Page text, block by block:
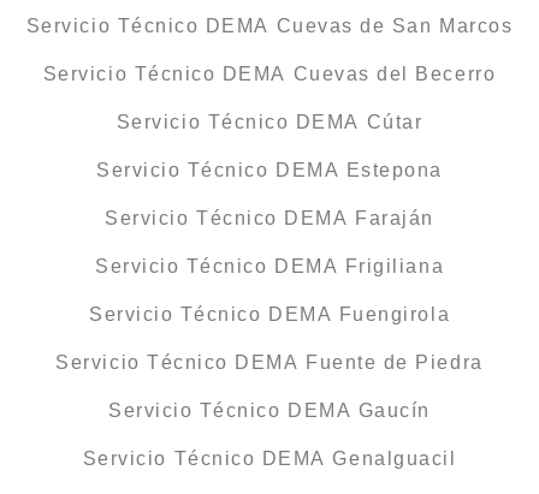
Servicio Técnico DEMA Cuevas de San Marcos
Servicio Técnico DEMA Cuevas del Becerro
Servicio Técnico DEMA Cútar
Servicio Técnico DEMA Estepona
Servicio Técnico DEMA Faraján
Servicio Técnico DEMA Frigiliana
Servicio Técnico DEMA Fuengirola
Servicio Técnico DEMA Fuente de Piedra
Servicio Técnico DEMA Gaucín
Servicio Técnico DEMA Genalguacil